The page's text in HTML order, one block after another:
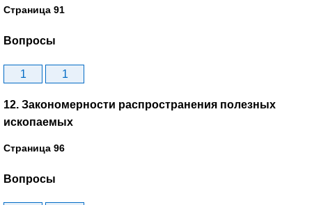
Страница 91
Вопросы
1 1
12. Закономерности распространения полезных
ископаемых
Страница 96
Вопросы